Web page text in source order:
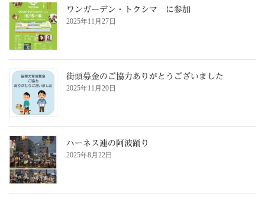
ワンガーデン・トクシマ に参加
2025年11月27日
街頭募金のご協力ありがとうございました
2025年11月20日
ハーネス連の阿波踊り
2025年8月22日